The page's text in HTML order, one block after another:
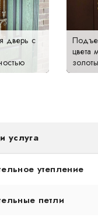
дверь с
цвета
услуга
утепление
петли